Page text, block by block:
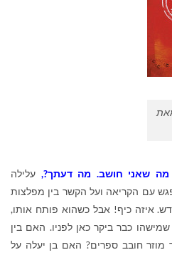
מה שאני חושב. מה דעתך?, עלילה
עם הקריאה ועל הקשר בין מפלצות
איזה כיף! אבל כשהוא פותח אותו,
כבר ביקר כאן לפניו. האם בין
מוזר חובב ספרים? האם בן יעלה על